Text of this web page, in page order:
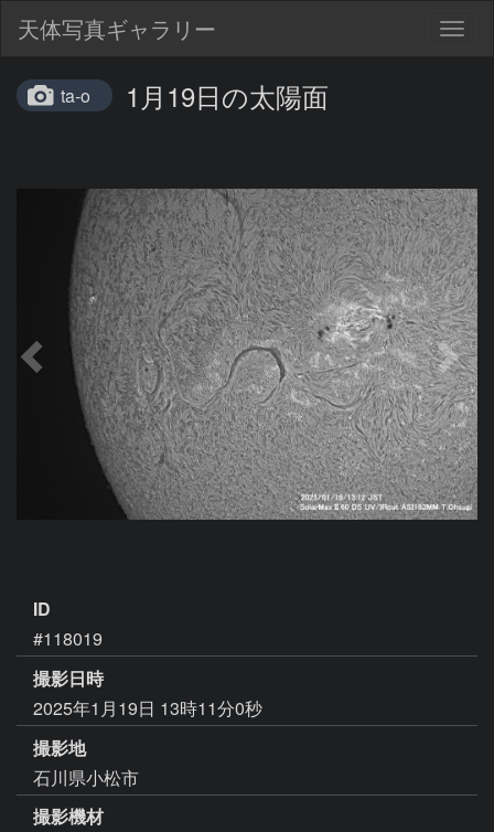
天体写真ギャラリー
ta-o 1月19日の太陽面
ID
#118019
撮影日時
2025年1月19日 13時11分0秒
撮影地
石川県小松市
撮影機材